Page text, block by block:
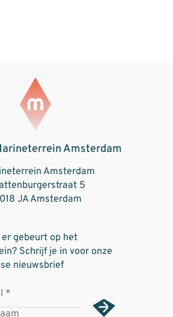
Amsterdam
Amsterdam
5
JA Amsterdam
gebeurt op het
Schrijf je in voor onze
nieuwsbrief